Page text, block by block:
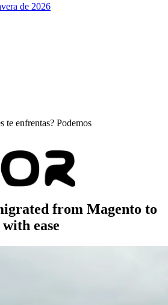
de 2026
te enfrentas? Podemos
from Magento to
ease